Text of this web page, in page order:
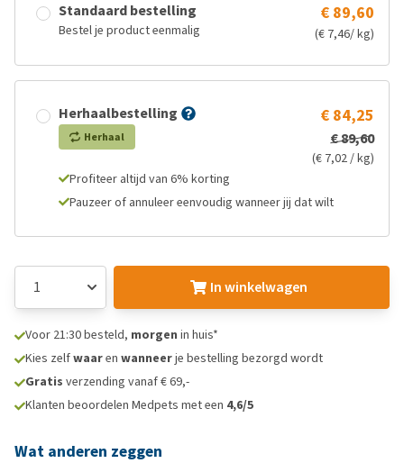
Standaard bestelling
Bestel je product eenmalig
€ 89,60
(€ 7,46/ kg)
Herhaalbestelling
Herhaal
€ 84,25
€ 89,60
(€ 7,02 / kg)
Profiteer altijd van 6% korting
Pauzeer of annuleer eenvoudig wanneer jij dat wilt
In winkelwagen
Voor 21:30 besteld, morgen in huis*
Kies zelfwaaren wanneerje bestelling bezorgd wordt
Gratis verzending vanaf € 69,-
Klanten beoordelen Medpets met een 4,6/5
Wat anderen zeggen